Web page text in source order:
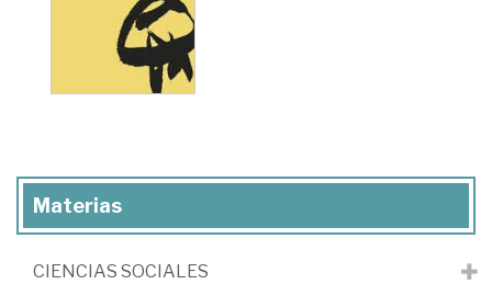
Materias
CIENCIAS SOCIALES